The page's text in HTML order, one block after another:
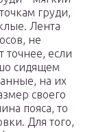
груди,
Лента
не
точнее, если
сидящем
на их
своего
пояса, то
Для того,